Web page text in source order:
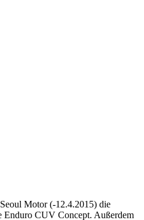
Motor (-12.4.2015) die
Enduro CUV Concept. Außerdem